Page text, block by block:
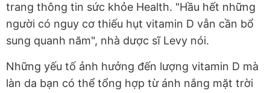
trang thông tin sức khỏe Health. "Hầu hết những
người có nguy cơ thiếu hụt vitamin D vẫn cần bổ
sung quanh năm", nhà dược sĩ Levy nói.
Những yếu tố ảnh hưởng đến lượng vitamin D mà
làn da bạn có thể tổng hợp từ ánh nắng mặt trời